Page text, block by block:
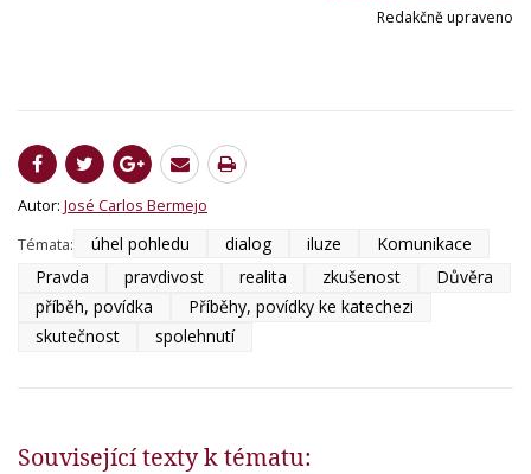
Redakčně upraveno
Autor: José Carlos Bermejo
Témata:
úhel pohledu dialog iluze
Komunikace
Pravda
pravdivost realita zkušenost
Důvěra
příběh, povídka
Příběhy, povídky ke katechezi
skutečnost
spolehnutí
Související texty k tématu: